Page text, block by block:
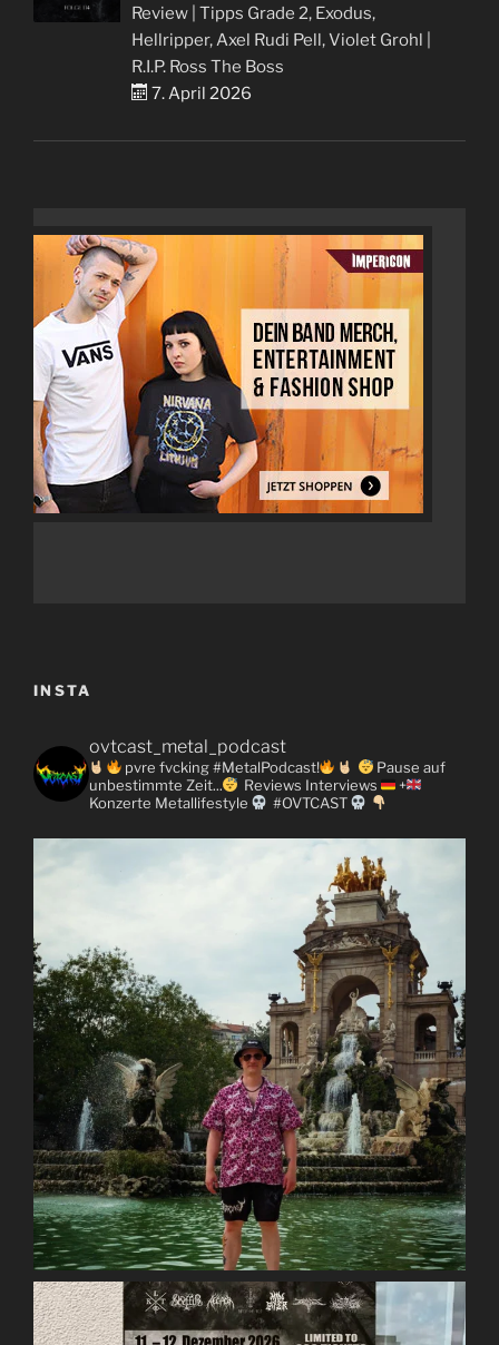
Review | Tipps Grade 2, Exodus,
Hellripper, Axel Rudi Pell, Violet Grohl |
R.I.P. Ross The Boss
7. April 2026
INSTA
ovtcast_metal_podcast
pvre fvcking #MetalPodcast!
Pause auf
unbestimmte Zeit...
Reviews Interviews
+
Konzerte Metallifestyle #OVTCAST